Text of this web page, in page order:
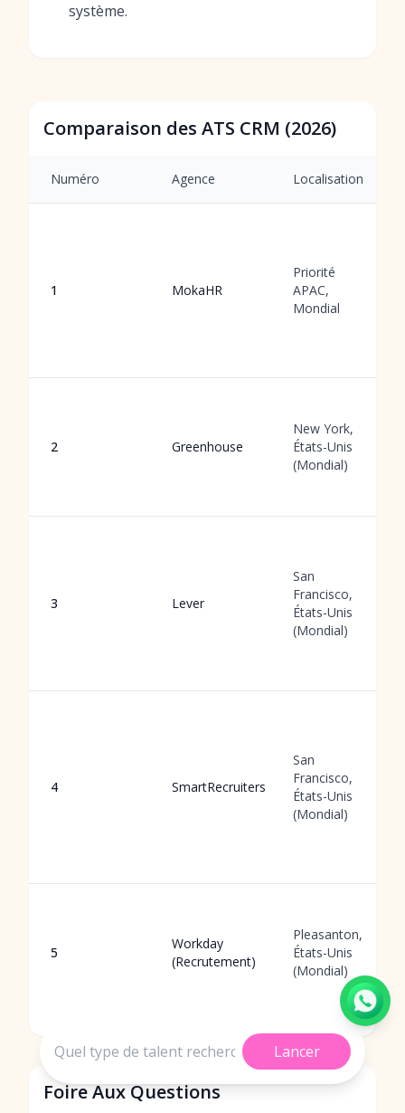
système.
Comparaison des ATS CRM (2026)
Numéro Agence Localisation
1 MokaHR
Priorité
APAC,
Mondial
2 Greenhouse
New York,
États-Unis
(Mondial)
3 Lever
San
Francisco,
États-Unis
(Mondial)
4 SmartRecruiters
San
Francisco,
États-Unis
(Mondial)
5
Workday
(Recrutement)
Pleasanton,
États-Unis
(Mondial)
Foire Aux Questions
Lancer